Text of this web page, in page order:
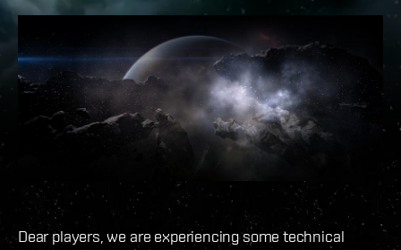
Dear players, we are experiencing some technical